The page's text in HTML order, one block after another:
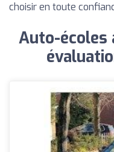
choisir en toute
Auto-écoles